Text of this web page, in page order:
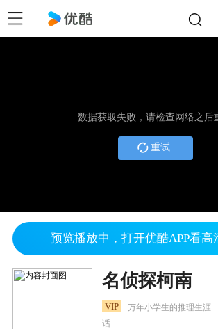
数据获取失败，请检查网络之后
重试
预览播放中，打开优酷APP看高
名侦探柯南
VIP 万年小学生的推理生涯
话